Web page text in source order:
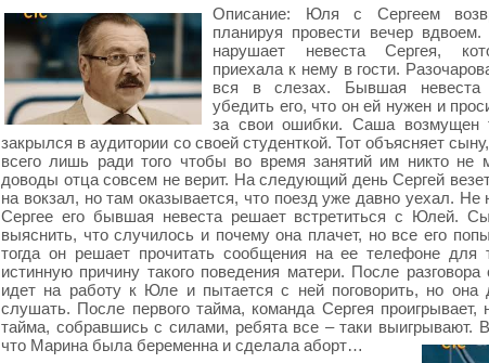
Описание: Юля с Сергеем
планируя провести вечер
нарушает невеста Сергея,
приехала к нему в гости.
вся в слезах. Бывшая невеста
убедить его, что он ей нужен и
за свои ошибки. Саша возмущен
закрылся в аудитории со своей студенткой. Тот объясняет
всего лишь ради того чтобы во время занятий им никто
доводы отца совсем не верит. На следующий день Сергей
на вокзал, но там оказывается, что поезд уже давно уехал. Не
Сергее его бывшая невеста решает встретиться с Юлей.
выяснить, что случилось и почему она плачет, но все его
тогда он решает прочитать сообщения на ее телефоне для
истинную причину такого поведения матери. После
идет на работу к Юле и пытается с ней поговорить, но она
слушать. После первого тайма, команда Сергея проигрывает,
тайма, собравшись с силами, ребята все – таки выигрывают.
что Марина была беременна и сделала аборт…